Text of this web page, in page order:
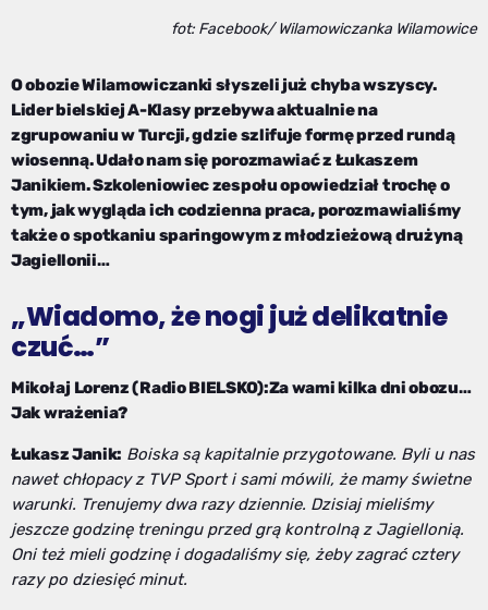
fot: Facebook/ Wilamowiczanka Wilamowice
O obozie Wilamowiczanki słyszeli już chyba wszyscy.
Lider bielskiej A-Klasy przebywa aktualnie na
zgrupowaniu w Turcji, gdzie szlifuje formę przed rundą
wiosenną. Udało nam się porozmawiać z Łukaszem
Janikiem. Szkoleniowiec zespołu opowiedział trochę o
tym, jak wygląda ich codzienna praca, porozmawialiśmy
także o spotkaniu sparingowym z młodzieżową drużyną
Jagiellonii…
„Wiadomo, że nogi już delikatnie
czuć…”
Mikołaj Lorenz (Radio BIELSKO):Za wami kilka dni obozu…
Jak wrażenia?
Łukasz Janik: Boiska są kapitalnie przygotowane. Byli u nas
nawet chłopacy z TVP Sport i sami mówili, że mamy świetne
warunki. Trenujemy dwa razy dziennie. Dzisiaj mieliśmy
jeszcze godzinę treningu przed grą kontrolną z Jagiellonią.
Oni też mieli godzinę i dogadaliśmy się, żeby zagrać cztery
razy po dziesięć minut.